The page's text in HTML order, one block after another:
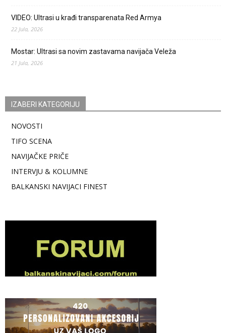
VIDEO: Ultrasi u krađi transparenata Red Armya
22 Jula, 2026
Mostar: Ultrasi sa novim zastavama navijača Veleža
21 Jula, 2026
IZABERI KATEGORIJU
NOVOSTI
TIFO SCENA
NAVIJAČKE PRIČE
INTERVJU & KOLUMNE
BALKANSKI NAVIJACI FINEST